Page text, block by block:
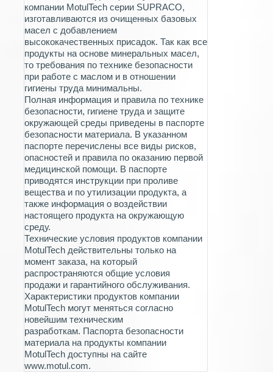
компании MotulTech серии SUPRACO,
изготавливаются из очищенных базовых
масел с добавлением
высококачественных присадок. Так как все
продукты на основе минеральных масел,
то требования по технике безопасности
при работе с маслом и в отношении
гигиены труда минимальны.
Полная информация и правила по технике
безопасности, гигиене труда и защите
окружающей среды приведены в паспорте
безопасности материала. В указанном
паспорте перечислены все виды рисков,
опасностей и правила по оказанию первой
медицинской помощи. В паспорте
приводятся инструкции при проливе
вещества и по утилизации продукта, а
также информация о воздействии
настоящего продукта на окружающую
среду.
Технические условия продуктов компании
MotulTech действительны только на
момент заказа, на который
распространяются общие условия
продажи и гарантийного обслуживания.
Характеристики продуктов компании
MotulTech могут меняться согласно
новейшим техническим
разработкам. Паспорта безопасности
материала на продукты компании
MotulTech доступны на сайте
www.motul.com.